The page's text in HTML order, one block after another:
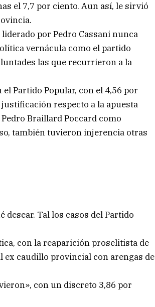
el 7,7 por ciento. Aun así, le sirvió
por Pedro Cassani nunca
vernácula como el partido
las que recurrieron a la
Partido Popular, con el 4,56 por
respecto a la apuesta
Braillard Poccard como
también tuvieron injerencia otras
Tal los casos del Partido
con la reaparición proselitista de
ex caudillo provincial con arengas de
con un discreto 3,86 por